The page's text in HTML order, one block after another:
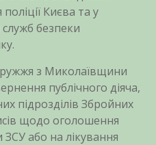
Києва та у
безпеки
з Миколаївщини
публічного діяча,
підрозділів Збройних
щодо оголошення
або на лікування